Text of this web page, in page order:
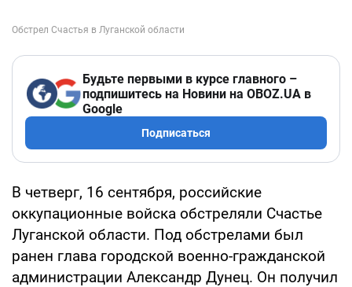
Будьте первыми в курсе главного –
подпишитесь на Новини на OBOZ.UA в
Google
Подписаться
В четверг, 16 сентября, российские
оккупационные войска обстреляли Счастье
Луганской области. Под обстрелами был
ранен глава городской военно-гражданской
администрации Александр Дунец. Он получил